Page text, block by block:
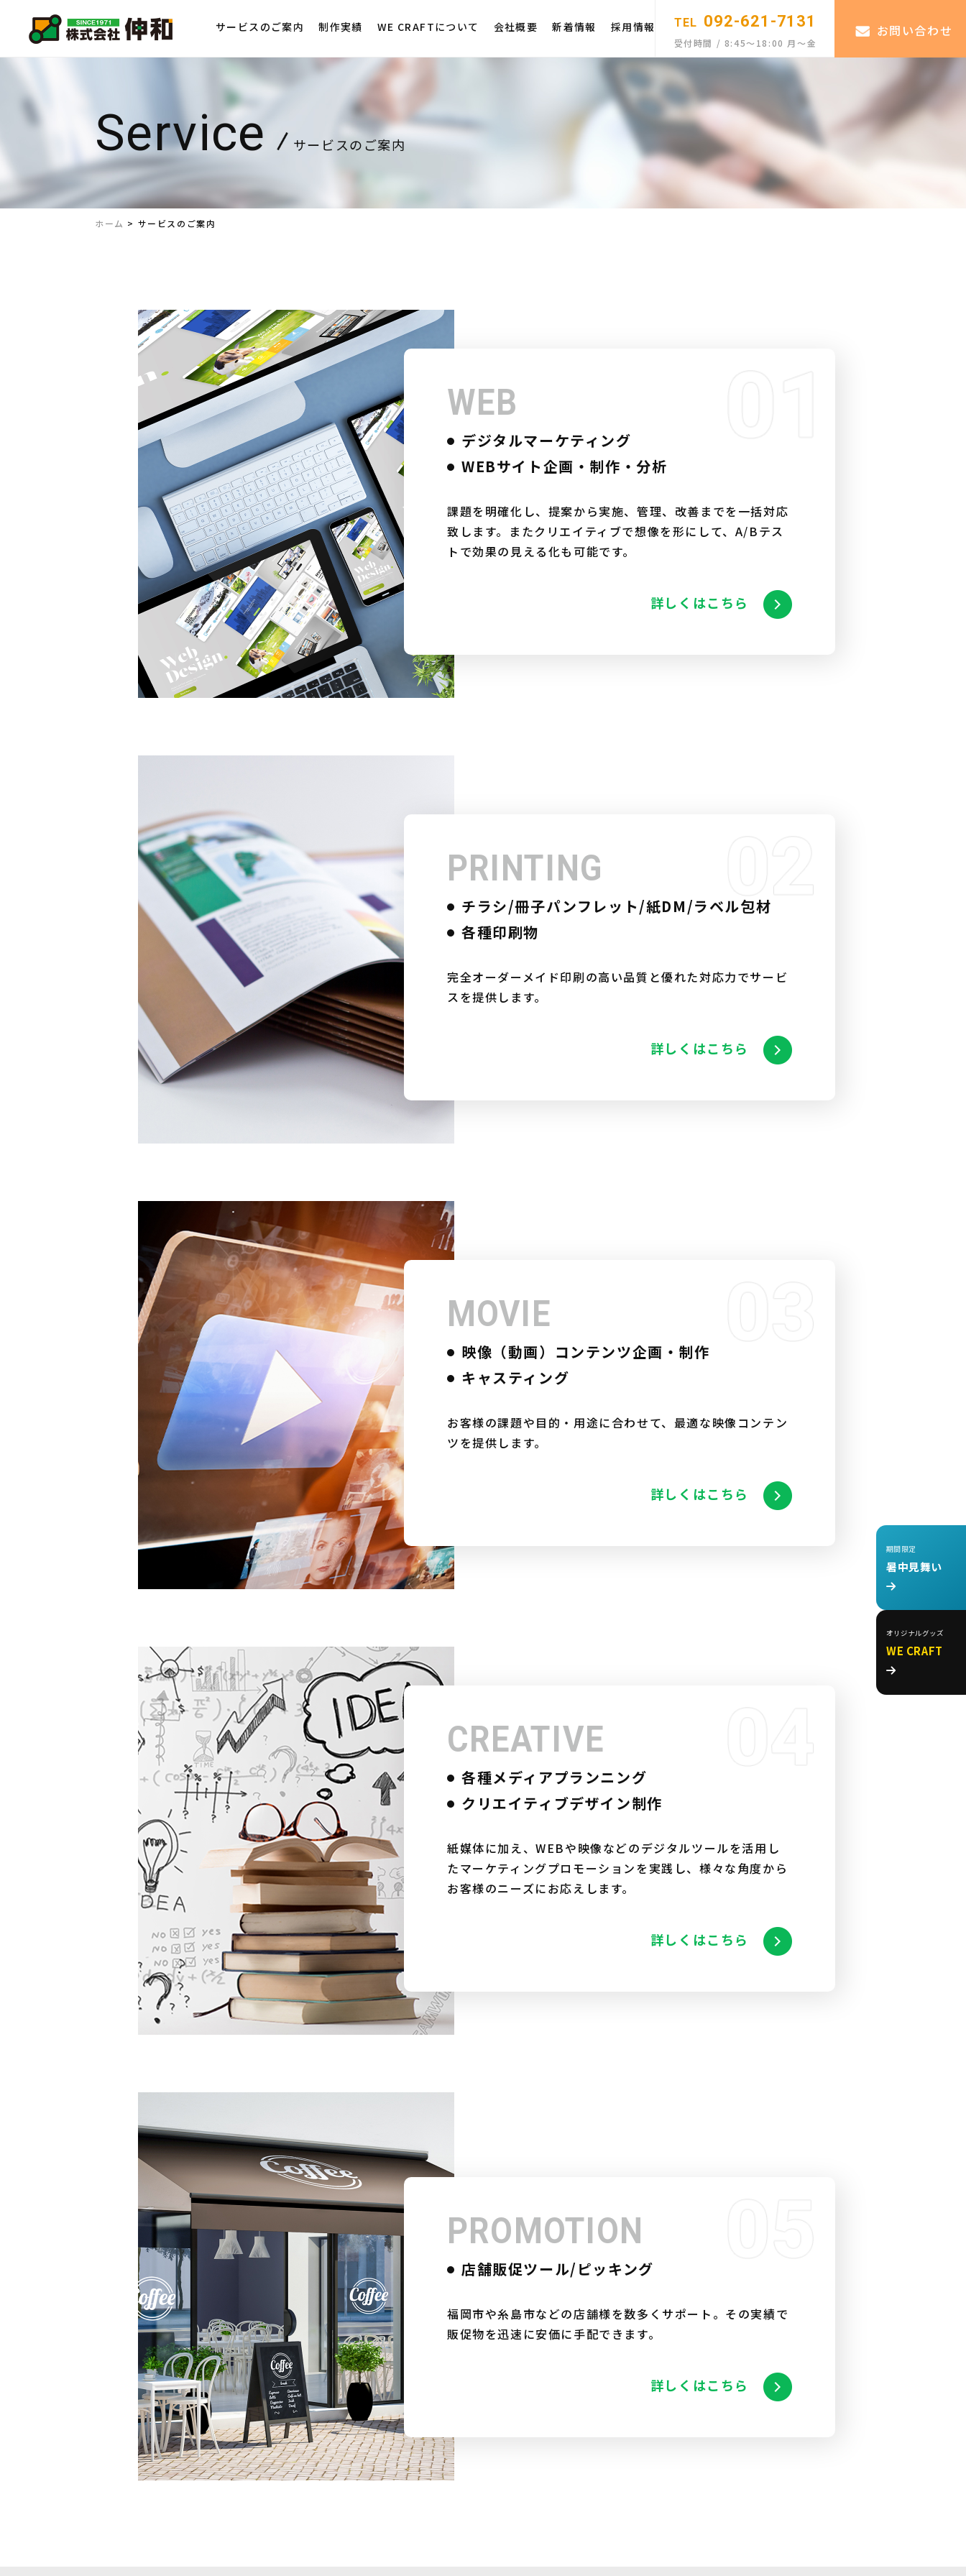
サービスのご案内 制作実績 WE CRAFTについて 会社概要 新着情報 採用情報 TEL 092-621-7131
受付時間 / 8:45〜18:00 月〜金
お問い合わせ
サービスのご案内
ホーム > サービスのご案内
WEB
デジタルマーケティング
WEBサイト企画・制作・分析
課題を明確化し、提案から実施、管理、改善までを一括対応
致します。またクリエイティブで想像を形にして、A/Bテス
トで効果の見える化も可能です。
詳しくはこちら
PRINTING
チラシ/冊子パンフレット/紙DM/ラベル包材
各種印刷物
完全オーダーメイド印刷の高い品質と優れた対応力でサービ
スを提供します。
詳しくはこちら
MOVIE
映像（動画）コンテンツ企画・制作
キャスティング
お客様の課題や目的・用途に合わせて、最適な映像コンテン
ツを提供します。
詳しくはこちら
CREATIVE
各種メディアプランニング
クリエイティブデザイン制作
紙媒体に加え、WEBや映像などのデジタルツールを活用し
たマーケティングプロモーションを実践し、様々な角度から
お客様のニーズにお応えします。
詳しくはこちら
PROMOTION
店舗販促ツール/ピッキング
福岡市や糸島市などの店舗様を数多くサポート。その実績で
販促物を迅速に安価に手配できます。
詳しくはこちら
期間限定
暑中見舞い
オリジナルグッズ
WE CRAFT